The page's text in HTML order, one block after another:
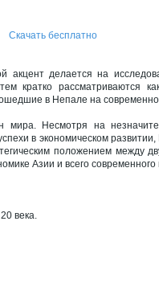
Скачать бесплатно
делается на
кратко рассматриваются
в Непале на
мира. Несмотря на
в экономическом
положением между
Азии и всего
века.